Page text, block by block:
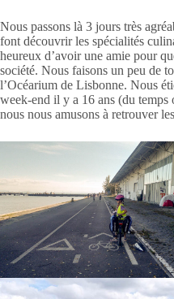
Nous passons là 3 jours très
font découvrir les spécialités
heureux d’avoir une amie pour
société. Nous faisons un peu de
l’Océarium de Lisbonne. Nous
week-end il y a 16 ans (du temps
nous nous amusons à retrouver